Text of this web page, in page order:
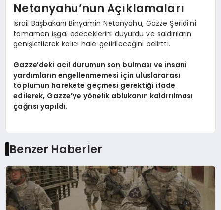
Netanyahu’nun Açıklamaları
İsrail Başbakanı Binyamin Netanyahu, Gazze Şeridi’ni
tamamen işgal edeceklerini duyurdu ve saldırıların
genişletilerek kalıcı hale getirileceğini belirtti.
Gazze’deki acil durumun son bulması ve insani
yardımların engellenmemesi için uluslararası
toplumun harekete geçmesi gerektiği ifade
edilerek, Gazze’ye yönelik ablukanın kaldırılması
çağrısı yapıldı.
Benzer Haberler